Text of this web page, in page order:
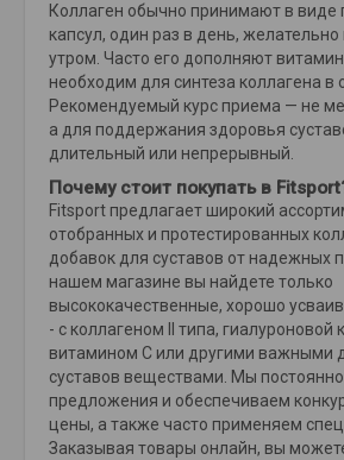
Коллаген обычно принимают в виде
капсул, один раз в день,
утром. Часто его дополняют
необходим для синтеза коллагена в
Рекомендуемый курс приема — не
а для поддержания здоровья
длительный или непрерывный.
Почему стоит покупать в
Fitsport предлагает широкий
отобранных и протестированных
добавок для суставов от надежных
нашем магазине вы найдете только
высококачественные, хорошо
- с коллагеном II типа, гиалуроновой
витамином С или другими важными
суставов веществами. Мы
предложения и обеспечиваем
цены, а также часто применяем
Заказывая товары онлайн, вы